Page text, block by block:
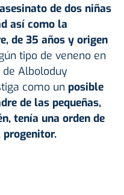
asesinato de dos niñas
así como la
de 35 años y origen
tipo de veneno en
Alboloduy
como un posible
de las pequeñas,
tenía una orden de